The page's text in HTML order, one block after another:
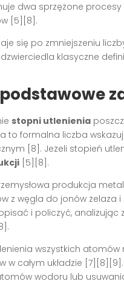
dwa sprzężone procesy
[5][8].
się po zmniejszeniu
klasyczne
stopni utlenienia
to formalna liczba
[8]. Jeżeli stopień
[5][8].
produkcja
z węgla do jonów żelaza
i policzyć,
wszystkich
całym układzie
wodoru lub